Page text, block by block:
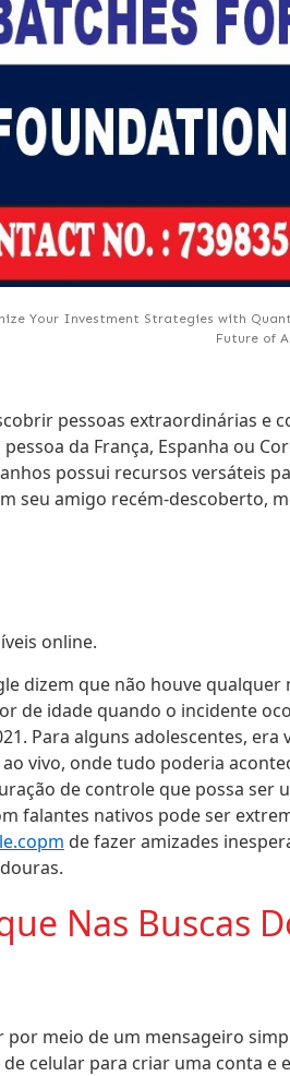
Your Investment Strategies with
Future of
pessoas extraordinárias e
da França, Espanha ou
possui recursos versáteis
seu amigo recém-descoberto,
online.
dizem que não houve qualquer
de idade quando o incidente
Para alguns adolescentes, era
vivo, onde tudo poderia
de controle que possa ser
falantes nativos pode ser
de fazer amizades
Nas Buscas
meio de um mensageiro
celular para criar uma conta e